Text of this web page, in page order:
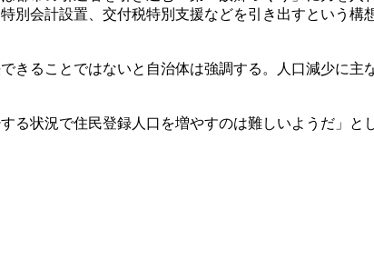
別会計設置、交付税特別支援などを引き出すという
きることではないと自治体は強調する。人口減少に
る状況で住民登録人口を増やすのは難しいようだ」と